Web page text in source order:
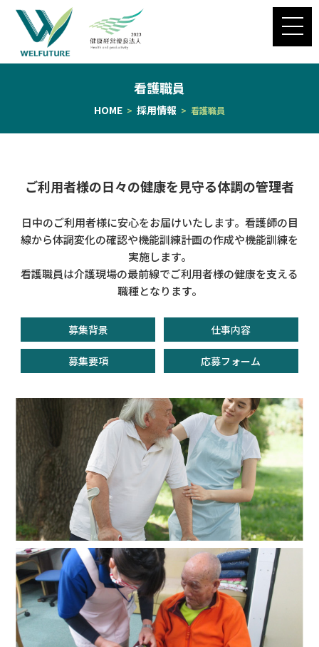
看護職員
HOME > 採用情報 > 看護職員
ご利用者様の日々の健康を見守る体調の管理者
日中のご利用者様に安心をお届けいたします。看護師の目
線から体調変化の確認や機能訓練計画の作成や機能訓練を
実施します。
看護職員は介護現場の最前線でご利用者様の健康を支える
職種となります。
募集背景 仕事内容
募集要項 応募フォーム